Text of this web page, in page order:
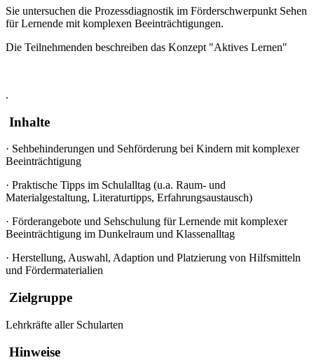
Sie untersuchen die Prozessdiagnostik im Förderschwerpunkt Sehen
für Lernende mit komplexen Beeinträchtigungen.
Die Teilnehmenden beschreiben das Konzept "Aktives Lernen"
.
Inhalte
· Sehbehinderungen und Sehförderung bei Kindern mit komplexer
Beeinträchtigung
· Praktische Tipps im Schulalltag (u.a. Raum- und
Materialgestaltung, Literaturtipps, Erfahrungsaustausch)
· Förderangebote und Sehschulung für Lernende mit komplexer
Beeinträchtigung im Dunkelraum und Klassenalltag
· Herstellung, Auswahl, Adaption und Platzierung von Hilfsmitteln
und Fördermaterialien
Zielgruppe
Lehrkräfte aller Schularten
Hinweise